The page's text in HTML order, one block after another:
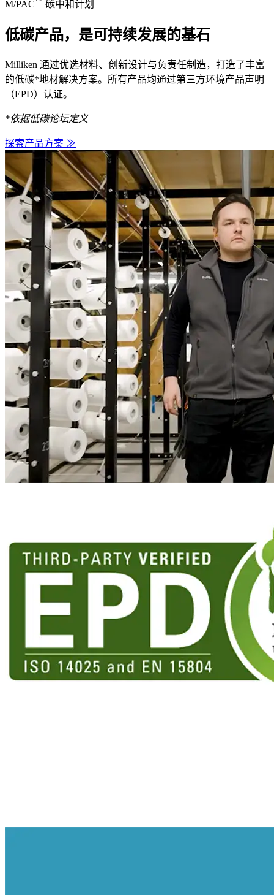
M/PAC 碳中和计划
低碳产品，是可持续发展的基石
Milliken 通过优选材料、创新设计与负责任制造，打造了丰富
的低碳*地材解决方案。所有产品均通过第三方环境产品声明
（EPD）认证。
*依据低碳论坛定义
探索产品方案 ≫